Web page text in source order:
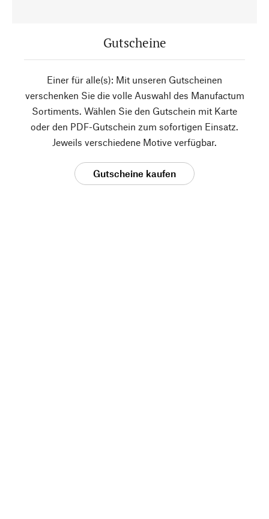
Gutscheine
Einer für alle(s): Mit unseren Gutscheinen
verschenken Sie die volle Auswahl des Manufactum
Sortiments. Wählen Sie den Gutschein mit Karte
oder den PDF-Gutschein zum sofortigen Einsatz.
Jeweils verschiedene Motive verfügbar.
Gutscheine kaufen